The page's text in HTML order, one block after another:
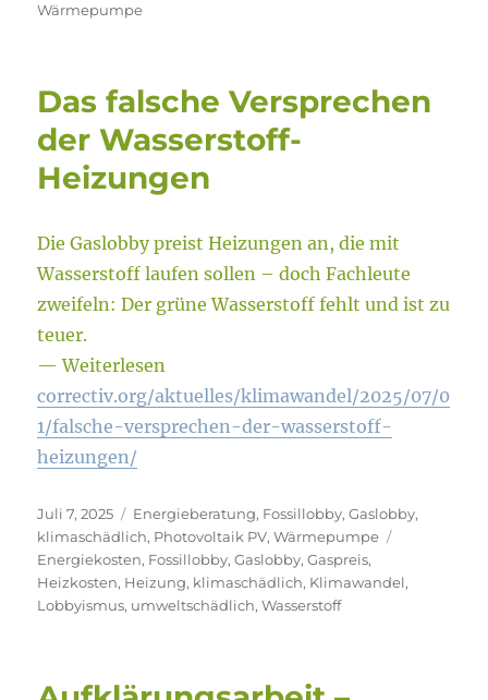
Wärmepumpe
Das falsche Versprechen
der Wasserstoff-
Heizungen
Die Gaslobby preist Heizungen an, die mit
Wasserstoff laufen sollen – doch Fachleute
zweifeln: Der grüne Wasserstoff fehlt und ist zu
teuer.
— Weiterlesen
correctiv.org/aktuelles/klimawandel/2025/07/0
1/falsche-versprechen-der-wasserstoff-
heizungen/
Veröffentlicht
am
Juli 7, 2025 Kategorien
Energieberatung, Fossillobby,Gaslobby,
klimaschädlich, Photovoltaik PV,Wärmepumpe
Energiekosten, Fossillobby,Gaslobby,Gaspreis,
Heizkosten, Heizung, klimaschädlich, Klimawandel,
Lobbyismus, umweltschädlich,Wasserstoff